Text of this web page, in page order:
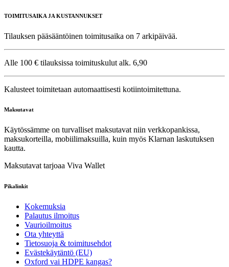
TOIMITUSAIKA JA KUSTANNUKSET
Tilauksen pääsääntöinen toimitusaika on 7 arkipäivää.
Alle 100 € tilauksissa toimituskulut alk. 6,90
Kalusteet toimitetaan automaattisesti kotiintoimitettuna.
Maksutavat
Käytössämme on turvalliset maksutavat niin verkkopankissa,
maksukorteilla, mobiilimaksuilla, kuin myös Klarnan laskutuksen
kautta.
Maksutavat tarjoaa Viva Wallet
Pikalinkit
Kokemuksia
Palautus ilmoitus
Vaurioilmoitus
Ota yhteyttä
Tietosuoja & toimitusehdot
Evästekäytäntö (EU)
Oxford vai HDPE kangas?